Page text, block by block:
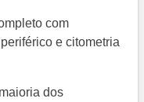
com
e citometria
dos